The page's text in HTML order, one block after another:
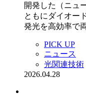
開発した（ニュ
ともにダイオー
発光を高効率で
PICK UP
ニュース
光関連技術
2026.04.28